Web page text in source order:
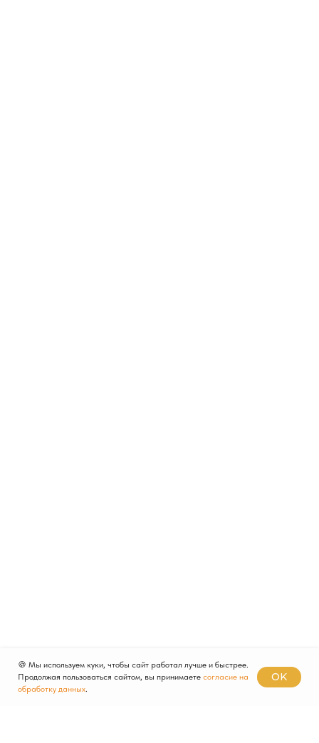
🍪 Мы используем куки, чтобы сайт работал лучше и быстрее.
Продолжая пользоваться сайтом, вы принимаете согласие на
обработку данных.
OK